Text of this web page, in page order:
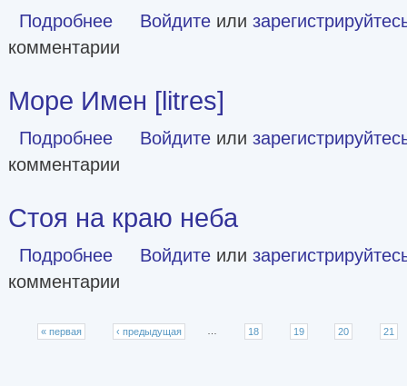
Подробнее о Куриный Бог
Войдите или
комментарии
Море Имен [litres]
Подробнее о Море Имен [litres]
Войдите или
комментарии
Стоя на краю неба
Подробнее о Стоя на краю неба
Войдите или
комментарии
Страницы
« первая ‹ предыдущая … 18 19 20 21